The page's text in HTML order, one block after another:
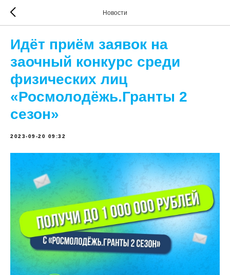
Новости
Идёт приём заявок на
заочный конкурс среди
физических лиц
«Росмолодёжь.Гранты 2
сезон»
2023-09-20 09:32